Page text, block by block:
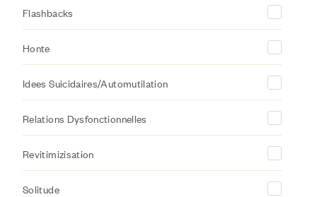
Flashbacks
Honte
Idees Suicidaires/Automutilation
Relations Dysfonctionnelles
Revitimizisation
Solitude